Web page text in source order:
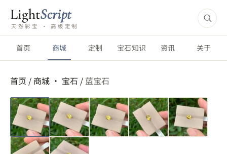
LightScript
天然彩宝 · 高级定制
首页 商城 定制 宝石知识 资讯 关于
首页 / 商城 · 宝石 / 蓝宝石